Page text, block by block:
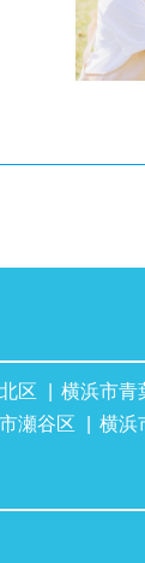
区 横浜市青
瀬谷区 横浜